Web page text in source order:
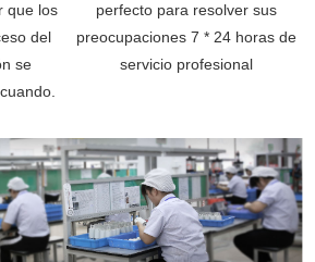
que los
del
se
perfecto para resolver sus
preocupaciones 7 * 24 horas de
servicio profesional